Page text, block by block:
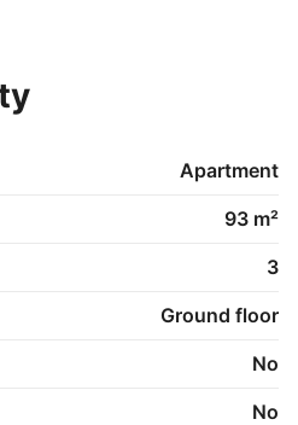
og har solceller på taget.
enten i lejligheden eller i
mulighed for opladning af
både bæredygtighed,
hånd i hånd – og hvor ét
Apartment
93 m²
3
Ground floor
No
No